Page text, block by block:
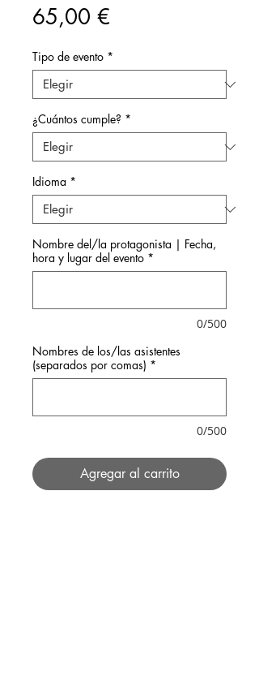
65,00 €
Tipo de evento *
¿Cuántos cumple? *
Idioma *
Nombre del/la protagonista | Fecha,
hora y lugar del evento *
0/500
Nombres de los/las asistentes
(separados por comas) *
0/500
Agregar al carrito